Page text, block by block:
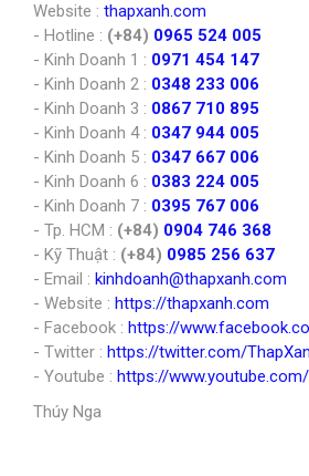
Website : thapxanh.com
- Hotline : (+84) 0965 524 005
- Kinh Doanh 1 : 0971 454 147
- Kinh Doanh 2 : 0348 233 006
- Kinh Doanh 3 : 0867 710 895
- Kinh Doanh 4 : 0347 944 005
- Kinh Doanh 5 : 0347 667 006
- Kinh Doanh 6 : 0383 224 005
- Kinh Doanh 7 : 0395 767 006
- Tp. HCM : (+84) 0904 746 368
- Kỹ Thuật : (+84) 0985 256 637
- Email : kinhdoanh@thapxanh.com
- Website : https://thapxanh.com
- Facebook : https://
- Twitter : https://twitter.com/
- Youtube : https://
Thúy Nga